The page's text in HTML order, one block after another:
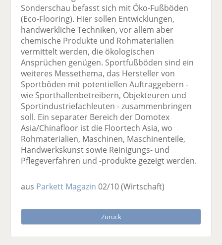
Sonderschau befasst sich mit Öko-Fußböden
(Eco-Flooring). Hier sollen Entwicklungen,
handwerkliche Techniken, vor allem aber
chemische Produkte und Rohmaterialien
vermittelt werden, die ökologischen
Ansprüchen genügen. Sportfußböden sind ein
weiteres Messethema, das Hersteller von
Sportböden mit potentiellen Auftraggebern -
wie Sporthallenbetreibern, Objekteuren und
Sportindustriefachleuten - zusammenbringen
soll. Ein separater Bereich der Domotex
Asia/Chinafloor ist die Floortech Asia, wo
Rohmaterialien, Maschinen, Maschinenteile,
Handwerkskunst sowie Reinigungs- und
Pflegeverfahren und -produkte gezeigt werden.
aus Parkett Magazin 02/10(Wirtschaft)
Zurück